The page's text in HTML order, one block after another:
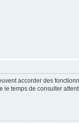
accorder des
temps de consulter